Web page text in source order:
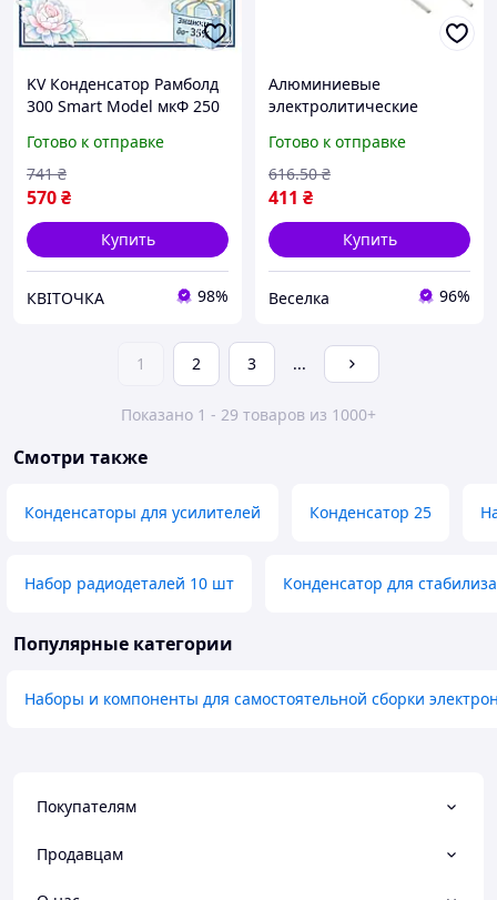
KV Конденсатор Рамболд
300 Smart Model мкФ 250
монтажный элемент для
схемы питания 99/KVI
Готово к отправке
570₴
741 ₴
Купить
КВІТОЧКА 98%
Алюминиевые
электролитические
35В 10 штук для
радиолюбителей и
специалистов FLAME
Готово к отправке
411 ₴
616.50 ₴
Купить
Веселка 96%
1 2 3 ...
Показано 1 - 29 товаров из 1000+
Смотри также
Конденсаторы для усилителей Конденсатор 25
Набор радиодеталей 10 шт Конденсатор для
Популярные категории
Наборы и компоненты для самостоятельной сборки
Покупателям
Продавцам